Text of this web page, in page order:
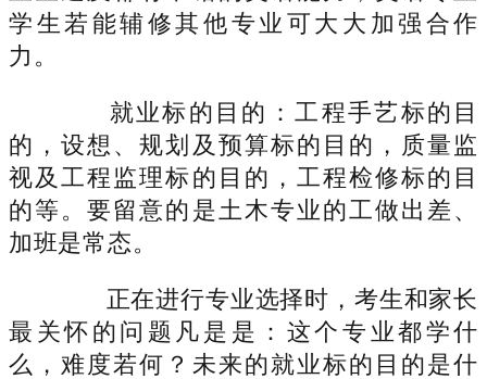
学生若能辅修其他专业可大大加强合作
力。
就业标的目的：工程手艺标的目
的，设想、规划及预算标的目的，质量监
视及工程监理标的目的，工程检修标的目
的等。要留意的是土木专业的工做出差、
加班是常态。
正在进行专业选择时，考生和家长
最关怀的问题凡是是：这个专业都学什
么，难度若何？未来的就业标的目的是什